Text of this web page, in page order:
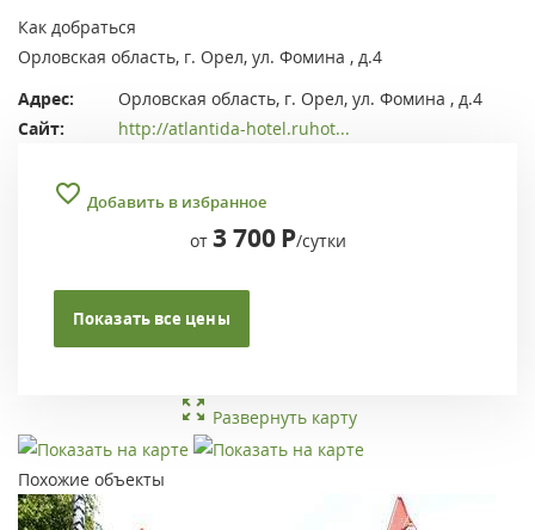
Как добраться
Орловская область, г. Орел, ул. Фомина , д.4
Адрес:
Орловская область, г. Орел, ул. Фомина , д.4
Сайт:
http://atlantida-hotel.ruhot...
Добавить в избранное
от 3 700 Р/сутки
Показать все цены
Развернуть карту
Похожие объекты